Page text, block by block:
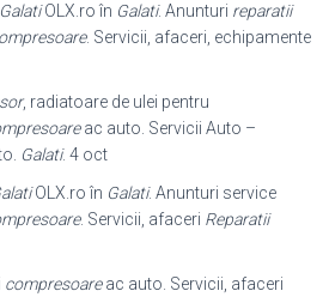
GalatiOLX.ro în Galati. Anunturi reparatii
. Servicii, afaceri, echipamente
, radiatoare de ulei pentru
ac auto. Servicii Auto –
Galati. 4 oct
OLX.ro în Galati. Anunturi service
. Servicii, afaceri Reparatii
compresoareac auto. Servicii, afaceri